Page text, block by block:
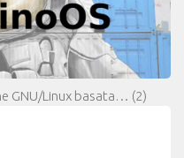
GNU/Linux basata… (2)